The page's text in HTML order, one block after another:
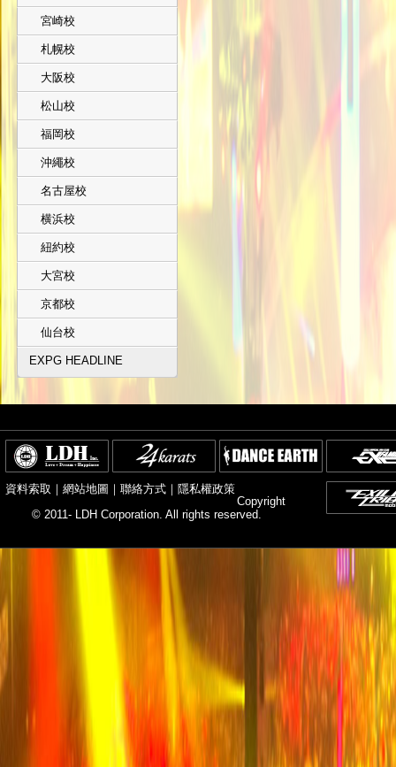
宮崎校
札幌校
大阪校
松山校
福岡校
沖繩校
名古屋校
横浜校
紐約校
大宮校
京都校
仙台校
EXPG HEADLINE
資料索取 ｜ 網站地圖 ｜ 聯絡方式 ｜ 隱私權政策
Copyright
© 2011- LDH Corporation. All rights reserved.